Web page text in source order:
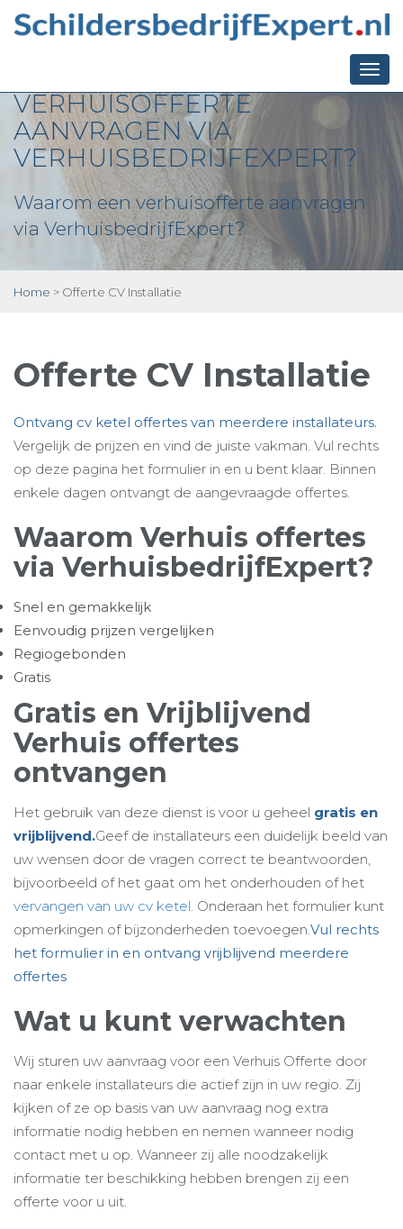
VERHUISOFFERTE
AANVRAGEN VIA
VERHUISBEDRIJFEXPERT?
Waarom een verhuisofferte aanvragen
via VerhuisbedrijfExpert?
Home > Offerte CV Installatie
Offerte CV Installatie
Ontvang cv ketel offertes van meerdere installateurs.
Vergelijk de prijzen en vind de juiste vakman. Vul rechts
op deze pagina het formulier in en u bent klaar. Binnen
enkele dagen ontvangt de aangevraagde offertes.
Waarom Verhuis offertes
via VerhuisbedrijfExpert?
Snel en gemakkelijk
Eenvoudig prijzen vergelijken
Regiogebonden
Gratis
Gratis en Vrijblijvend
Verhuis offertes
ontvangen
Het gebruik van deze dienst is voor u geheel gratis en
vrijblijvend.Geef de installateurs een duidelijk beeld van
uw wensen door de vragen correct te beantwoorden,
bijvoorbeeld of het gaat om het onderhouden of het
vervangen van uw cv ketel. Onderaan het formulier kunt
opmerkingen of bijzonderheden toevoegen.Vul rechts
het formulier in en ontvang vrijblijvend meerdere
offertes
Wat u kunt verwachten
Wij sturen uw aanvraag voor een Verhuis Offerte door
naar enkele installateurs die actief zijn in uw regio. Zij
kijken of ze op basis van uw aanvraag nog extra
informatie nodig hebben en nemen wanneer nodig
contact met u op. Wanneer zij alle noodzakelijk
informatie ter beschikking hebben brengen zij een
offerte voor u uit.